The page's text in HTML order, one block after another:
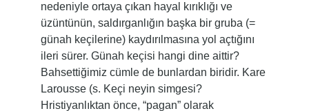
nedeniyle ortaya çıkan hayal kırıklığı ve
üzüntünün, saldırganlığın başka bir gruba (=
günah keçilerine) kaydırılmasına yol açtığını
ileri sürer. Günah keçisi hangi dine aittir?
Bahsettiğimiz cümle de bunlardan biridir. Kare
Larousse (s. Keçi neyin simgesi?
Hristiyanlıktan önce, “pagan” olarak